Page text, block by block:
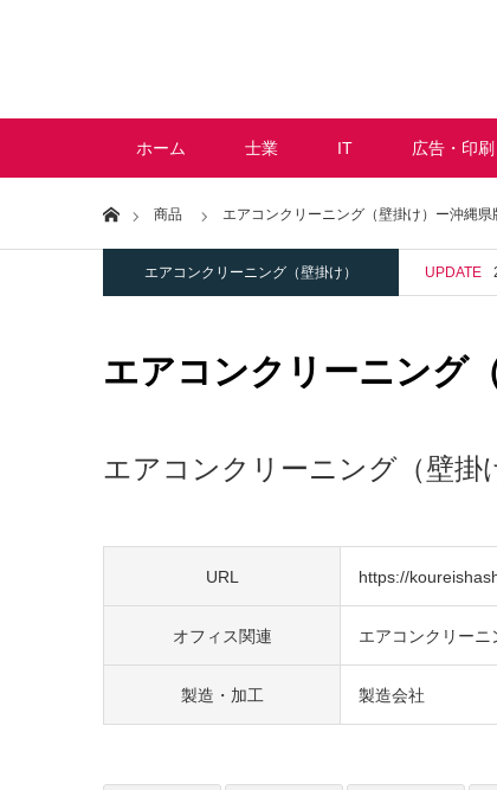
ホーム 士業 IT 広告・印刷
Home商品 エアコンクリーニング（壁掛け）ー沖縄県
エアコンクリーニング（壁掛け） UPDATE
エアコンクリーニング
エアコンクリーニング（壁掛
URL https://
オフィス関連 エアコンクリーニ
製造・加工 製造会社